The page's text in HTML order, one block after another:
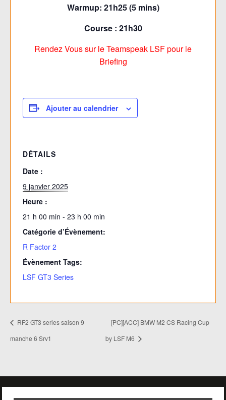
Warmup: 21h25 (5 mins)
Course : 21h30
Rendez Vous sur le Teamspeak LSF pour le
Briefing
Ajouter au calendrier
DÉTAILS
Date :
9 janvier 2025
Heure :
21 h 00 min - 23 h 00 min
Catégorie d’Évènement:
R Factor 2
Évènement Tags:
LSF GT3 Series
RF2 GT3 series saison 9
manche 6 Srv1
[PC][ACC] BMW M2 CS Racing Cup
by LSF M6